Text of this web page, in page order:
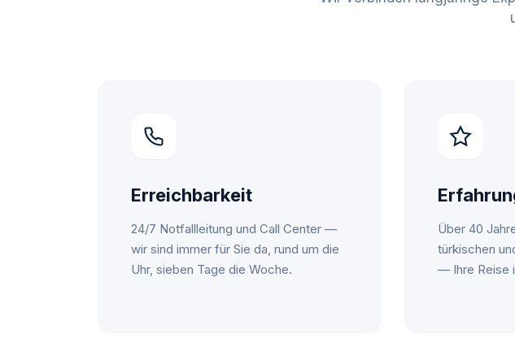
Erreichbarkeit
24/7 Notfallleitung und Call Center —
wir sind immer für Sie da, rund um die
Uhr, sieben Tage die Woche.
Über 40
türkischen
— Ihre Reise